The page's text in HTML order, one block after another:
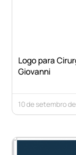
Logo para
Giovanni
10 de setembro